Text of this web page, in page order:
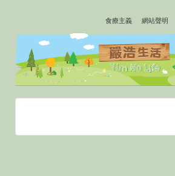
TO
MAIN
CONTENT
食療主義 網站聲明